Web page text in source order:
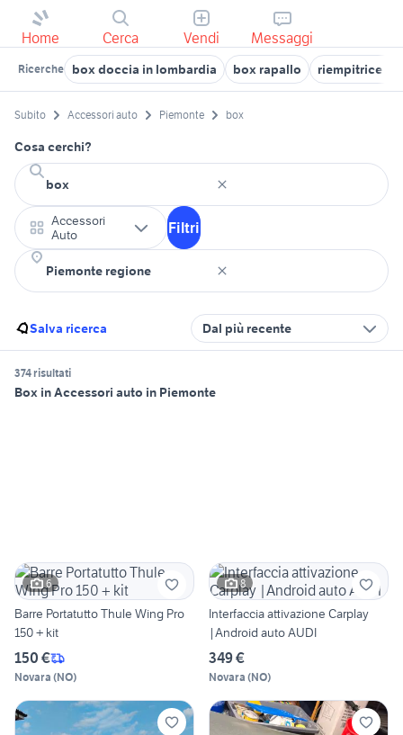
Home Cerca Vendi Messaggi
Ricerche box doccia in lombardia box rapallo riempitrice
Subito Accessori auto Piemonte box
Cosa cerchi?
Accessori
Auto
Filtri
Salva ricerca Dal più recente
374 risultati
Box in Accessori auto in Piemonte
6
Barre Portatutto Thule Wing Pro
150 + kit
150 €
Novara (NO)
8
Interfaccia attivazione Carplay
|Android auto AUDI
349 €
Novara (NO)